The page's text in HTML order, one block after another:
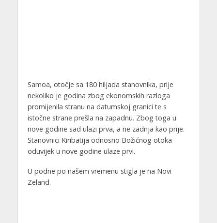
Samoa, otočje sa 180 hiljada stanovnika, prije
nekoliko je godina zbog ekonomskih razloga
promijenila stranu na datumskoj granici te s
istočne strane prešla na zapadnu. Zbog toga u
nove godine sad ulazi prva, a ne zadnja kao prije.
Stanovnici Kiribatija odnosno Božićnog otoka
oduvijek u nove godine ulaze prvi.
U podne po našem vremenu stigla je na Novi
Zeland.